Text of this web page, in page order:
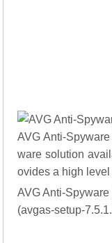
AVG Anti-
ware solution
ovides a high
AVG Anti-Spyware
(avgas-setup-